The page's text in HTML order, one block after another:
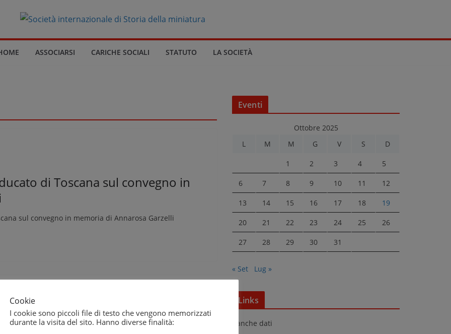
ASSOCIARSI CARICHE SOCIALI STATUTO LA SOCIETÀ
di Toscana sul convegno in
sul convegno in memoria di Annarosa Garzelli
Eventi
Ottobre 2025
L
M M G V S D
1 2 3 4 5
6 7 8 9 10 11 12
13 14 15 16 17 18 19
20 21 22 23 24 25 26
27 28 29 30 31
« Set Lug »
Links
Banche dati
Cookie
I cookie sono piccoli file di testo che vengono memorizzati
durante la visita del sito. Hanno diverse finalità: